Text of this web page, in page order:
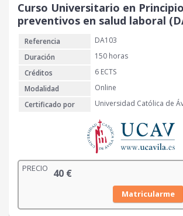
Curso Universitario en
preventivos en salud laboral
Referencia
DA103
Duración
150 horas
Créditos
6 ECTS
Modalidad
Online
Certificado por
Universidad Católica de
PRECIO 40 €
Matricularme